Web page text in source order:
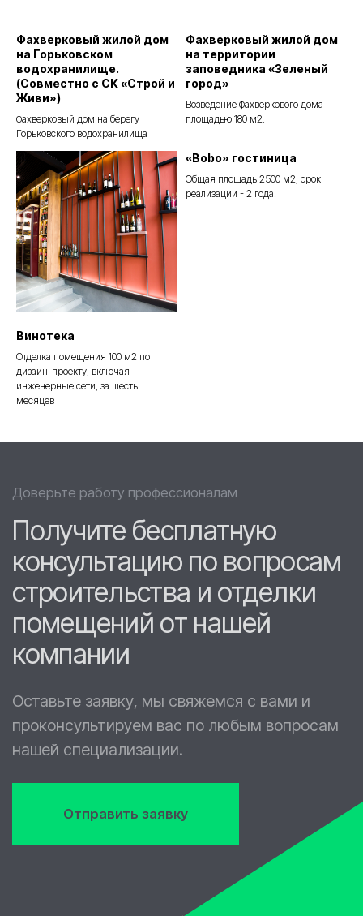
Фахверковый жилой дом
на Горьковском
водохранилище.
(Совместно с СК «Строй и
Живи»)
Фахверковый дом на берегу
Горьковского водохранилища
Фахверковый жилой дом
на территории
заповедника «Зеленый
город»
Возведение Фахверкового дома
площадью 180 м2.
Винотека
Отделка помещения 100 м2 по
дизайн-проекту, включая
инженерные сети, за шесть
месяцев
«Bobo» гостиница
Общая площадь 2500 м2, срок
реализации - 2 года.
помещений от нашей
компании
Оставьте заявку, мы свяжемся с вами и
проконсультируем вас по любым вопросам
нашей специализации.
Отправить заявку
© ИП Евстигнеев Валентин Анатольевич,
ckvalue@yandex.ru
+7 930 207-07-02
E-mail:
Адрес:
Телефон:
Написать нам в WhatsApp